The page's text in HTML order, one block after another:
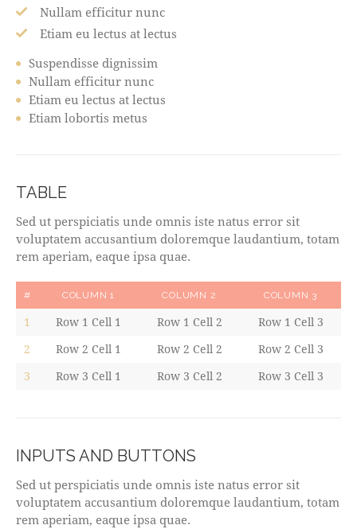
Nullam efficitur nunc
Etiam eu lectus at lectus
Suspendisse dignissim
Nullam efficitur nunc
Etiam eu lectus at lectus
Etiam lobortis metus
TABLE
Sed ut perspiciatis unde omnis iste natus error sit
voluptatem accusantium doloremque laudantium, totam
rem aperiam, eaque ipsa quae.
# COLUMN 1 COLUMN 2 COLUMN 3
1 Row 1 Cell 1 Row 1 Cell 2
Row 1 Cell 3
2
Row 2 Cell 1 Row 2 Cell 2
Row 2 Cell 3
3
Row 3 Cell 1 Row 3 Cell 2 Row 3 Cell 3
INPUTS AND BUTTONS
Sed ut perspiciatis unde omnis iste natus error sit
voluptatem accusantium doloremque laudantium, totam
rem aperiam, eaque ipsa quae.